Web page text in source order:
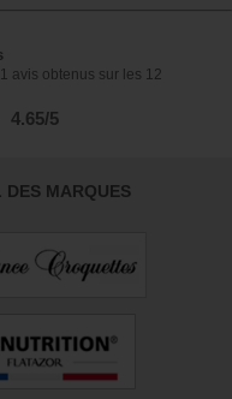
avis obtenus sur les 12
4.65/5
DES MARQUES